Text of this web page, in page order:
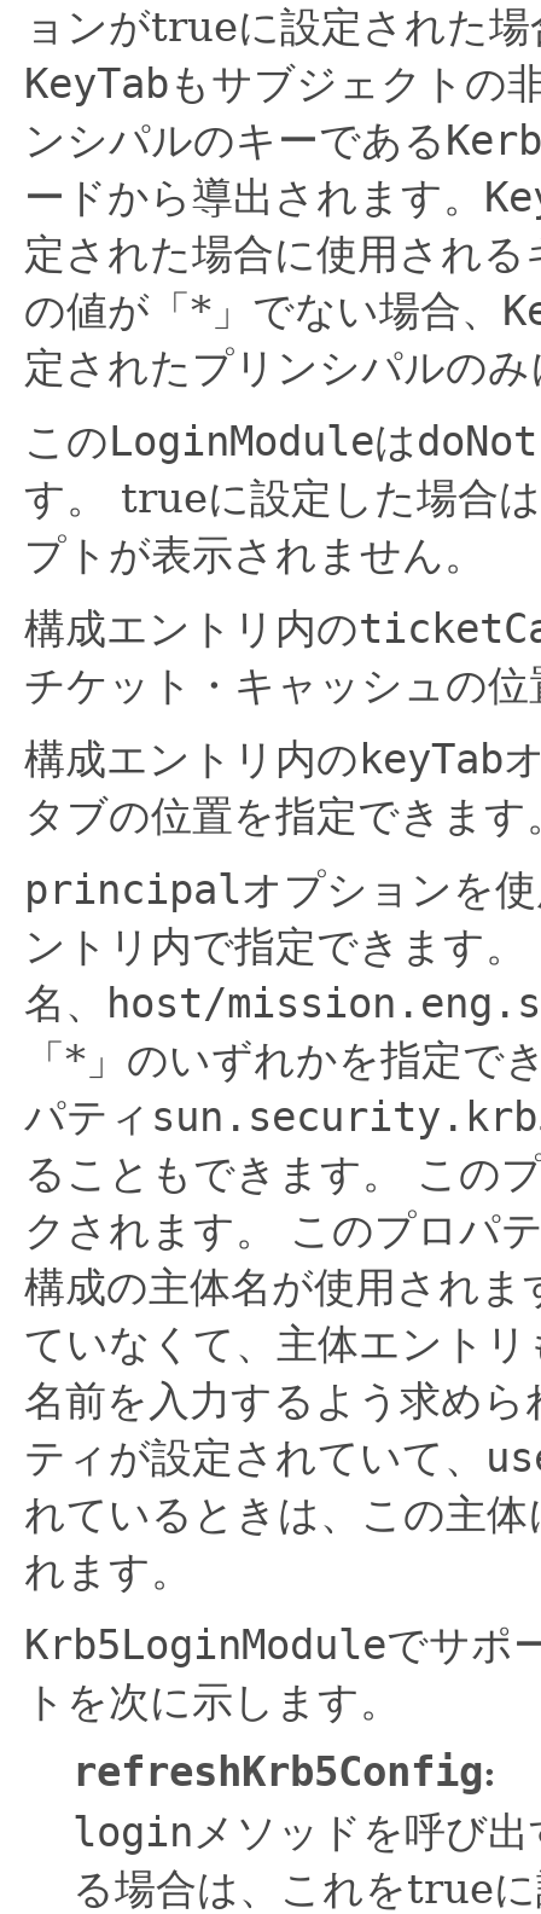
ョンがtrueに設定された場
KeyTabもサブジェクトの
ンシパルのキーである
ードから導出されます。
定された場合に使用され
の値が「*」でない場合、
定されたプリンシパルの
このLoginModuleは
す。
trueに設定した場合
プトが表示されません。
構成エントリ内の
チケット・キャッシュの
構成エントリ内のkeyTab
タブの位置を指定できます
principalオプションを
ントリ内で指定できます。
名、 host/
「*」のいずれかを指定で
パティ
ることもできます。
この
クされます。
このプロパ
構成の主体名が使用されま
ていなくて、主体エント
名前を入力するよう求めら
ティが設定されていて、
れているときは、この主
れます。
Krb5LoginModuleでサポ
トを次に示します。
refreshKrb5Config:
login メソッドを呼び
る場合は、これをtrue